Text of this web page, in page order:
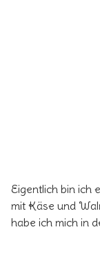
Eigentlich bin ich
mit Käse und
habe ich mich in